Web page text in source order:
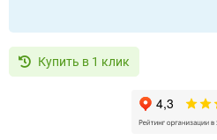
Купить в 1 клик